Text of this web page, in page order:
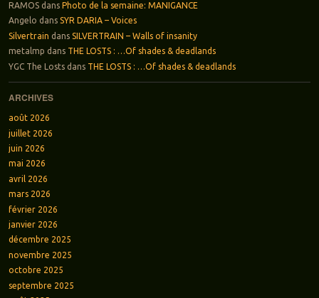
RAMOSdans Photo de la semaine: MANIGANCE
Angelo dans SYR DARIA – Voices
Silvertrain dans SILVERTRAIN – Walls of insanity
metalmp dans THE LOSTS : …Of shades & deadlands
YGC The Lostsdans THE LOSTS : …Of shades & deadlands
ARCHIVES
août 2026
juillet 2026
juin 2026
mai 2026
avril 2026
mars 2026
février 2026
janvier 2026
décembre 2025
novembre 2025
octobre 2025
septembre 2025